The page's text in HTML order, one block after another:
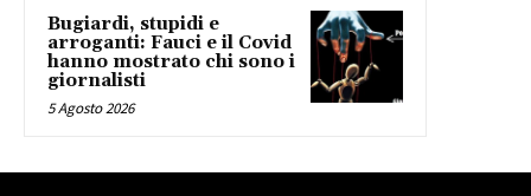
Bugiardi, stupidi e
arroganti: Fauci e il Covid
hanno mostrato chi sono i
giornalisti
5 Agosto 2026